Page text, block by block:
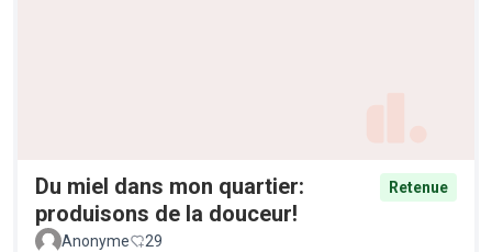
Du miel dans mon quartier:
produisons de la douceur!
Retenue
Anonyme 29